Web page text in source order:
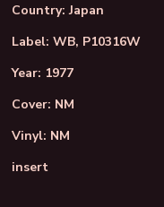
Country: Japan
Label: WB, P10316W
Year: 1977
Cover: NM
Vinyl: NM
insert